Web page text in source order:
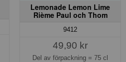
Lemonade Lemon Lime
Rième Paul och Thom
9412
49,90 kr
Del av förpackning = 75 cl